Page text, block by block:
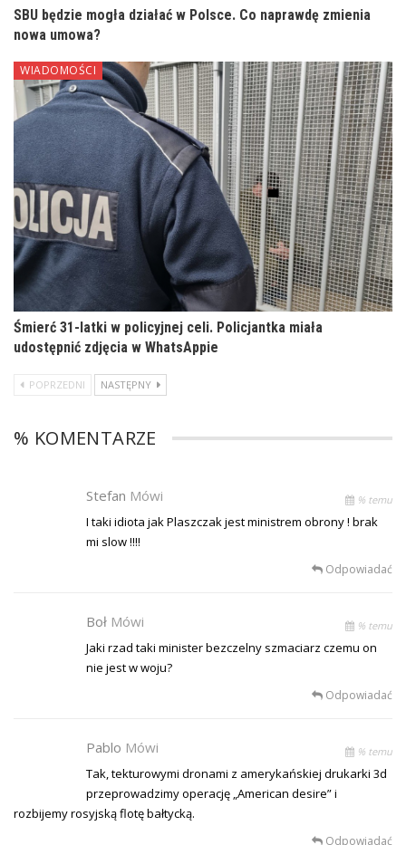
SBU będzie mogła działać w Polsce. Co naprawdę zmienia
nowa umowa?
WIADOMOŚCI
Śmierć 31-latki w policyjnej celi. Policjantka miała
udostępnić zdjęcia w WhatsAppie
POPRZEDNI NASTĘPNY
% KOMENTARZE
Stefan Mówi % temu
I taki idiota jak Plaszczak jest ministrem obrony ! brak
mi slow !!!!
Odpowiadać
Boł Mówi % temu
Jaki rzad taki minister bezczelny szmaciarz czemu on
nie jest w woju?
Odpowiadać
Pablo Mówi % temu
Tak, tekturowymi dronami z amerykańskiej drukarki 3d
przeprowadzimy operację „American desire” i
rozbijemy rosyjską flotę bałtycką.
Odpowiadać